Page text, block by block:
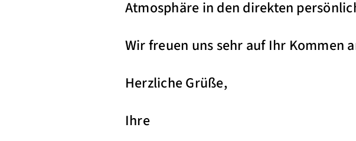
Atmosphäre in den direkten
Wir freuen uns sehr auf Ihr Kommen
Herzliche Grüße,
Ihre